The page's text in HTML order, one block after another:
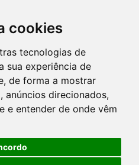
cookies
tecnologias de
sua experiência de
de forma a mostrar
anúncios direcionados,
e entender de onde vêm